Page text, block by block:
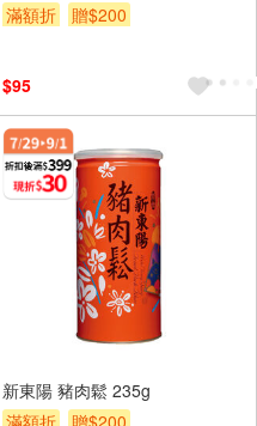
滿額折
贈$200
$95
新東陽 豬肉鬆 235g
滿額折
贈$200